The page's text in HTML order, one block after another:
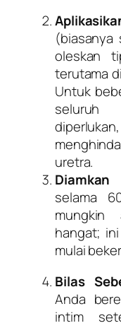
oleskan
terutama
Untuk
seluruh
uretra.
Diamkan
selama
mungkin
hangat;
mulai
Bilas
Anda
intim